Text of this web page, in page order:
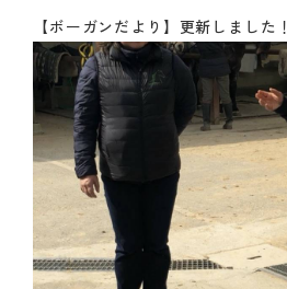
【ボーガンだより】更新しました！